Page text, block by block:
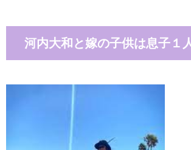
河内大和と嫁の子供は息子１